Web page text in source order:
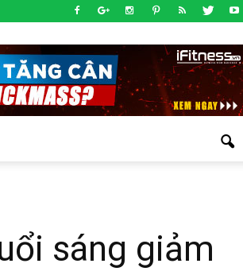
sáng giảm